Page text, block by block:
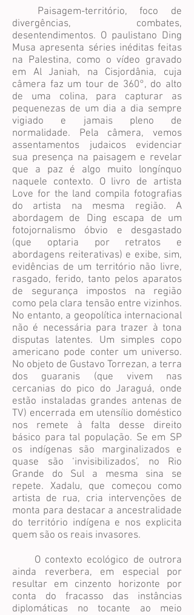
Paisagem-território, foco de
divergências, combates,
desentendimentos. O paulistano Ding
Musa apresenta séries inéditas feitas
na Palestina, como o vídeo gravado
em Al Janiah, na Cisjordânia, cuja
câmera faz um tour de 360°, do alto
de uma colina, para capturar as
pequenezas de um dia a dia sempre
vigiado e jamais pleno de
normalidade. Pela câmera, vemos
assentamentos judaicos evidenciar
sua presença na paisagem e revelar
que a paz é algo muito longínquo
naquele contexto. O livro de artista
Love for the land compila fotografias
do artista na mesma região. A
abordagem de Ding escapa de um
fotojornalismo óbvio e desgastado
(que optaria por retratos e
abordagens reiterativas) e exibe, sim,
evidências de um território não livre,
rasgado, ferido, tanto pelos aparatos
de segurança impostos na região
como pela clara tensão entre vizinhos.
No entanto, a geopolítica internacional
não é necessária para trazer à tona
disputas latentes. Um simples copo
americano pode conter um universo.
No objeto de Gustavo Torrezan, a terra
dos guaranis (que vivem nas
cercanias do pico do Jaraguá, onde
estão instaladas grandes antenas de
TV) encerrada em utensílio doméstico
nos remete à falta desse direito
básico para tal população. Se em SP
os indígenas são marginalizados e
quase são ‘invisibilizados’, no Rio
Grande do Sul a mesma sina se
repete. Xadalu, que começou como
artista de rua, cria intervenções de
monta para destacar a ancestralidade
do território indígena e nos explicita
quem são os reais invasores.
O contexto ecológico de outrora
ainda reverbera, em especial por
resultar em cinzento horizonte por
conta do fracasso das instâncias
diplomáticas no tocante ao meio